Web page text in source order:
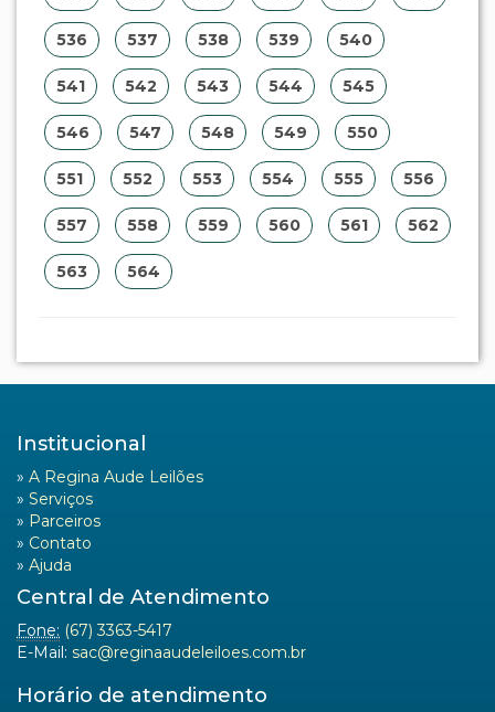
536 537 538 539 540
541 542 543 544 545
546 547 548 549 550
551 552 553 554 555 556
557 558 559 560 561 562
563 564
Institucional
» A Regina Aude Leilões
» Serviços
» Parceiros
» Contato
» Ajuda
Central de Atendimento
Fone: (67) 3363-5417
E-Mail: sac@reginaaudeleiloes.com.br
Horário de atendimento